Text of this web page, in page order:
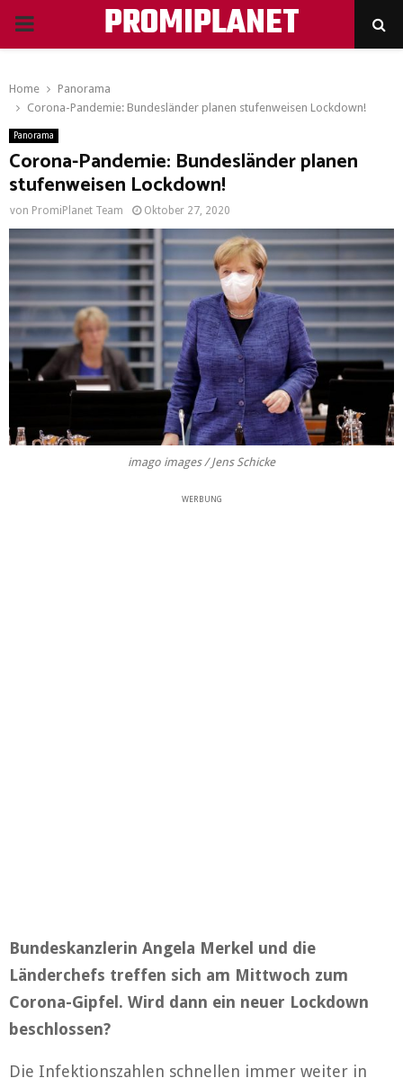
PRIMARY
PROMIPLANET
Home
Panorama
Corona-Pandemie: Bundesländer planen stufenweisen Lockdown!
Panorama
Corona-Pandemie: Bundesländer planen
stufenweisen Lockdown!
von PromiPlanet Team Oktober 27, 2020
imago images / Jens Schicke
WERBUNG
Bundeskanzlerin Angela Merkel und die
Länderchefs treffen sich am Mittwoch zum
Corona-Gipfel. Wird dann ein neuer Lockdown
beschlossen?
Die Infektionszahlen schnellen immer weiter in